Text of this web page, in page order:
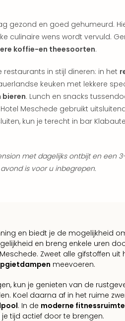
gezond en goed gehumeurd.
culinaire wens wordt vervuld.
koffie-en theesoorten.
restaurants in stijl dineren: in het
keuken met lekkere
bieren. Lunch en snacks
Meschede gebruikt
kun je terecht in bar
met dagelijks ontbijt en een
is voor u inbegrepen.
en biedt je de mogelijkheid
en breng enkele uren
Zweet alle gifstoffen
meevoeren.
kun je genieten van de
Koel daarna af in het ruime
. In de moderne fitnessruimte
tijd actief door te brengen.